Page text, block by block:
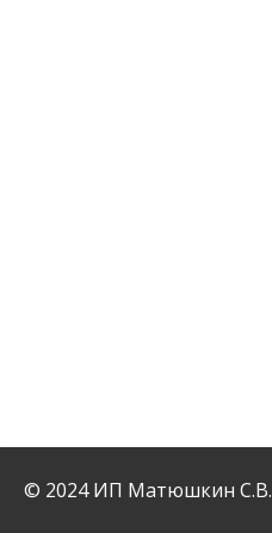
© 2024 ИП Матюшкин С.В.